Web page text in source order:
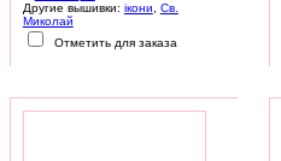
Другие вышивки: ікони
Св.
Миколай
Отметить для заказа